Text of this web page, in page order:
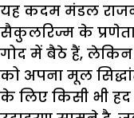
यह कदम मंडल
सैकुलरिज्म के
गोद में बैठे हैं, लेकिन
को अपना मूल
के लिए किसी भी हद